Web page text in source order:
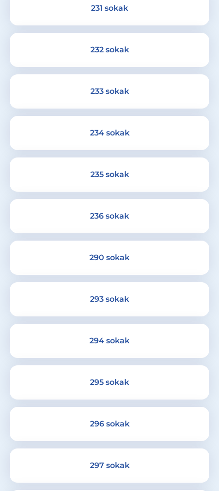
231 sokak
232 sokak
233 sokak
234 sokak
235 sokak
236 sokak
290 sokak
293 sokak
294 sokak
295 sokak
296 sokak
297 sokak